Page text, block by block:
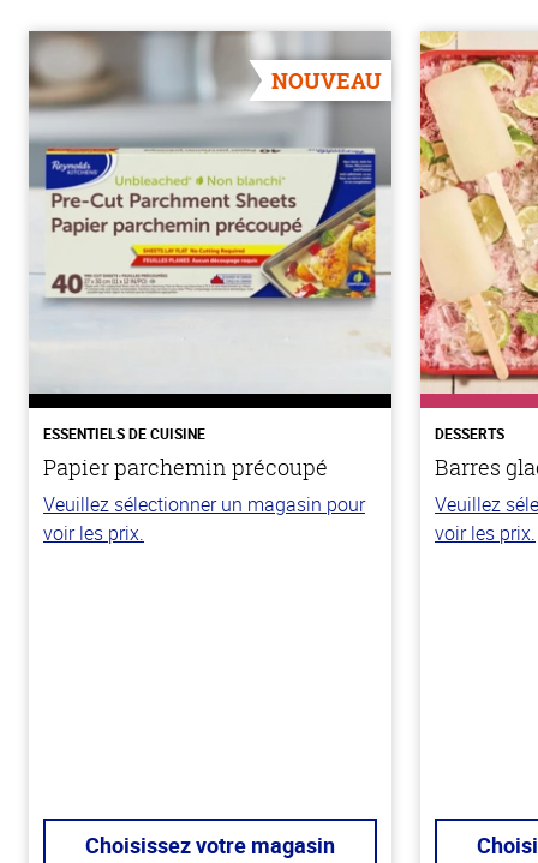
NOUVEAU
ESSENTIELS DE CUISINE
Papier parchemin précoupé
Veuillez sélectionner un magasin pour
voir les prix.
Choisissez votre magasin
DESSERTS
Barres
Veuillez
voir les prix.